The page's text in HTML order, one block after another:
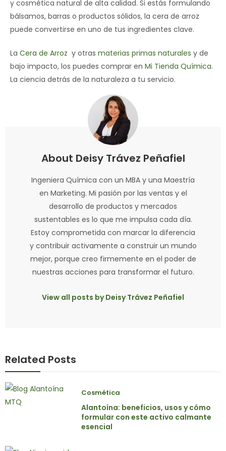
y cosmética natural de alta calidad. Si estás formulando
bálsamos, barras o productos sólidos, la cera de arroz
puede convertirse en uno de tus ingredientes clave.
La Cera de Arroz y otras materias primas naturales y de
bajo impacto, los puedes comprar en Mi Tienda Química.
La ciencia detrás de la naturaleza a tu servicio.
About Deisy Trávez Peñafiel
Ingeniera Química con un MBA y una Maestría
en Marketing. Mi pasión por las ventas y el
desarrollo de productos y mercados
sustentables es lo que me impulsa cada día.
Estoy comprometida con marcar la diferencia
y contribuir activamente a construir un mundo
mejor, porque creo firmemente en el poder de
nuestras acciones para transformar el futuro.
View all posts by Deisy Trávez Peñafiel
Related Posts
Cosmética
Alantoína: beneficios, usos y cómo
formular con este activo calmante
esencial